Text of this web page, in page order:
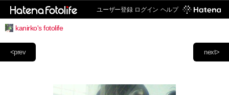
ユーザー登録 ログイン ヘルプ
kanirko's fotolife
next>
<prev